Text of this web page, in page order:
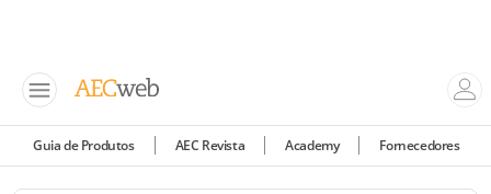
Guia de Produtos AEC Revista Academy Fornecedores